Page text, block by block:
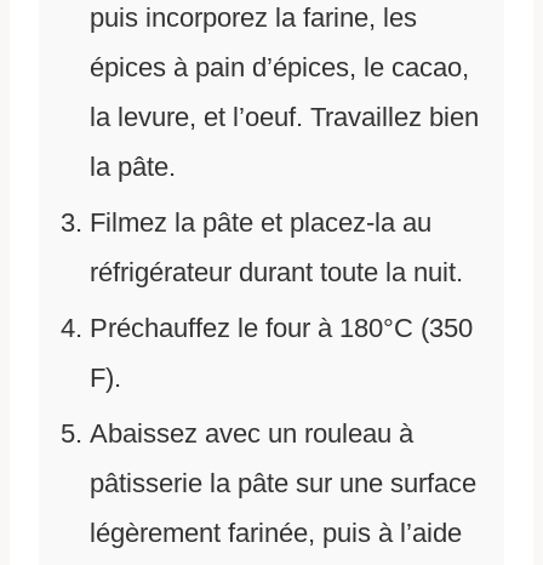
puis incorporez la farine, les
épices à pain d’épices, le cacao,
la levure, et l’oeuf. Travaillez bien
la pâte.
Filmez la pâte et placez-la au
réfrigérateur durant toute la nuit.
Préchauffez le four à 180°C (350
F).
Abaissez avec un rouleau à
pâtisserie la pâte sur une surface
légèrement farinée, puis à l’aide